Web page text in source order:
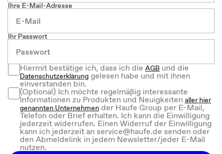
Ihre E-Mail-Adresse
Ihr Passwort
Hiermit bestätige ich, dass ich dieAGBund die
Datenschutzerklärung gelesen habe und mit ihnen
einverstanden bin.
(Optional) Ich möchte regelmäßig interessante
Informationen zu Produkten und Neuigkeiten aller hier
genannten Unternehmen der Haufe Group per E-Mail,
Telefon oder Brief erhalten. Ich kann die Einwilligung
jederzeit widerrufen. Einen Widerruf der Einwilligung
kann ich jederzeit an service@haufe.de senden oder
den Abmeldelink in jedem Newsletter/jeder E-Mail
nutzen.